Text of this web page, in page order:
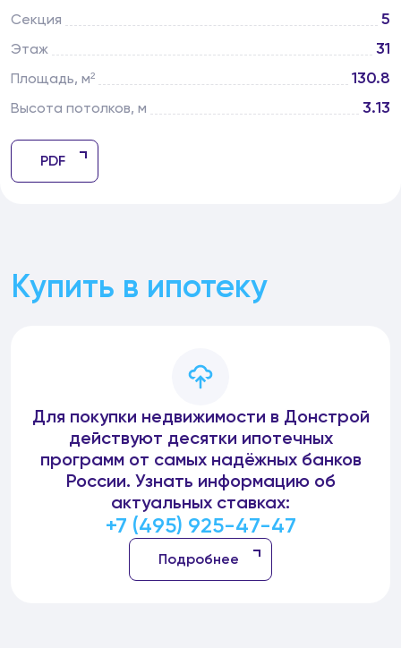
Секция 5
Этаж 31
Площадь, м² 130.8
Высота потолков, м 3.13
PDF
Купить в ипотеку
Для покупки недвижимости в Донстрой
действуют десятки ипотечных
программ от самых надёжных банков
России. Узнать информацию об
актуальных ставках:
+7 (495) 925-47-47
Подробнее